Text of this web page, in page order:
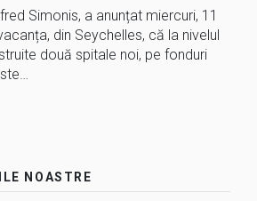
Simonis, a anunțat miercuri, 11
din Seychelles, că la nivelul
două spitale noi, pe fonduri
NOASTRE